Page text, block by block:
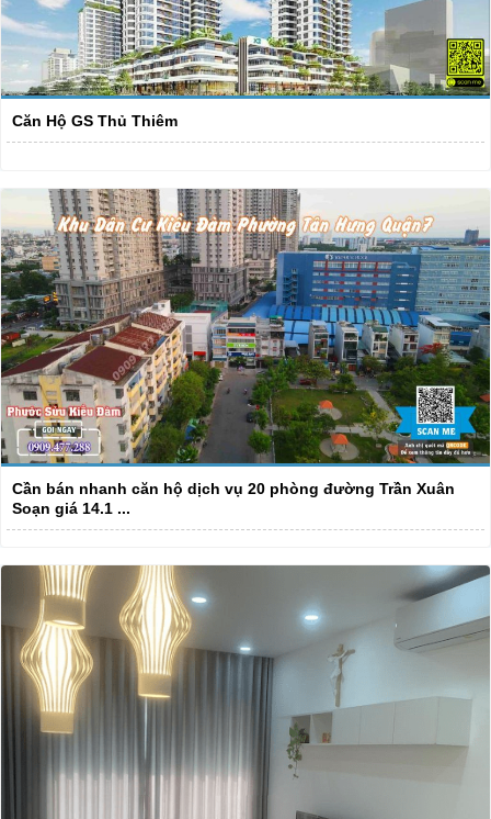
Căn Hộ GS Thủ Thiêm
Cần bán nhanh căn hộ dịch vụ 20 phòng đường Trần Xuân
Soạn giá 14.1 ...